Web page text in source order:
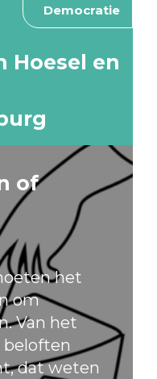
Democratie
Hoesel en
of
het
om
Van het
beloften
dat weten